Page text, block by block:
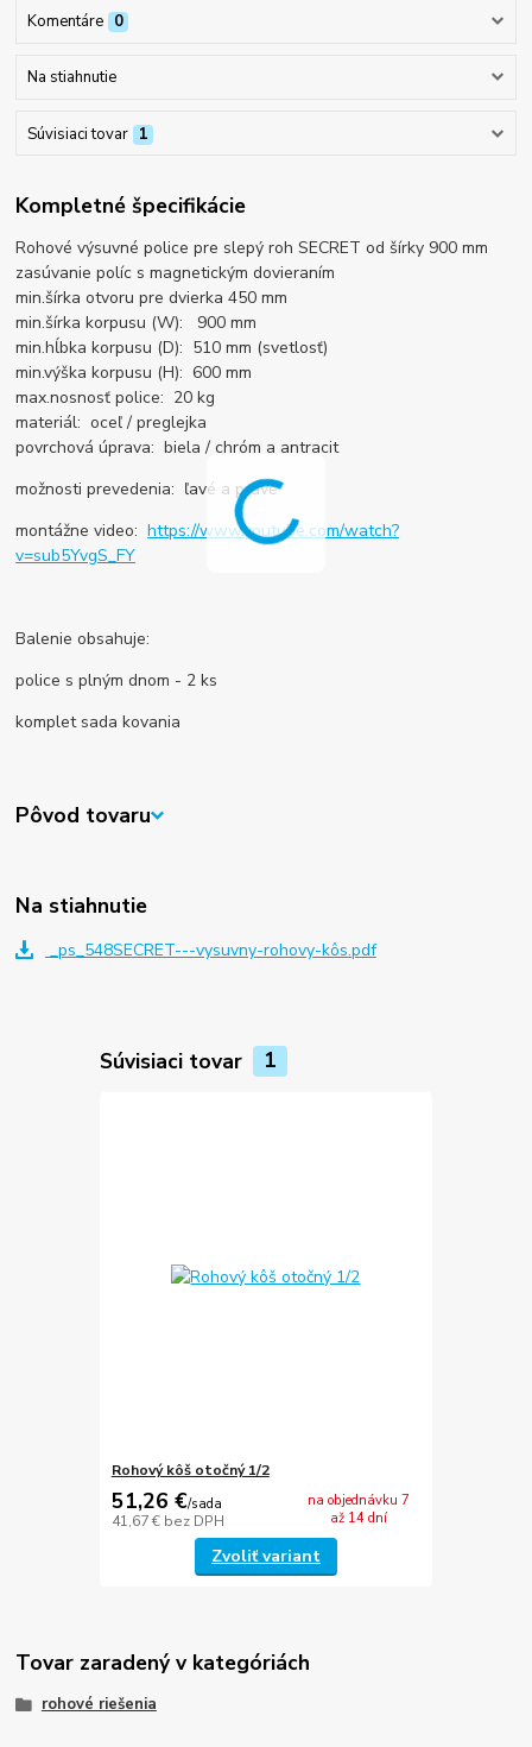
Komentáre 0
Na stiahnutie
Súvisiaci tovar 1
Kompletné špecifikácie
Rohové výsuvné police pre slepý roh SECRET od šírky 900 mm
zasúvanie políc s magnetickým dovieraním
min.šírka otvoru pre dvierka 450 mm
min.šírka korpusu (W): 900 mm
min.hĺbka korpusu (D): 510 mm (svetlosť)
min.výška korpusu (H): 600 mm
max.nosnosť police: 20 kg
materiál: oceľ / preglejka
povrchová úprava:biela / chróm a antracit
možnosti prevedenia: ľavé a pravé
montážne video:https://www.youtube.com/watch?
v=sub5YvgS_FY
Balenie obsahuje:
police s plným dnom - 2 ks
komplet sada kovania
Pôvod tovaru
Na stiahnutie
_ps_548SECRET---vysuvny-rohovy-kôs.pdf
Súvisiaci tovar 1
Rohový kôš otočný 1/2
51,26 €/sada
41,67 € bez DPH
na objednávku 7
až 14 dní
Zvoliť variant
Tovar zaradený v kategóriách
rohové riešenia